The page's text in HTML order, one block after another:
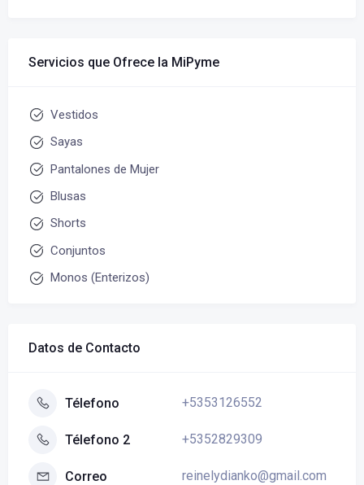
Servicios que Ofrece la MiPyme
Vestidos
Sayas
Pantalones de Mujer
Blusas
Shorts
Conjuntos
Monos (Enterizos)
Datos de Contacto
Télefono +5353126552
Télefono 2 +5352829309
Correo reinelydianko@gmail.com